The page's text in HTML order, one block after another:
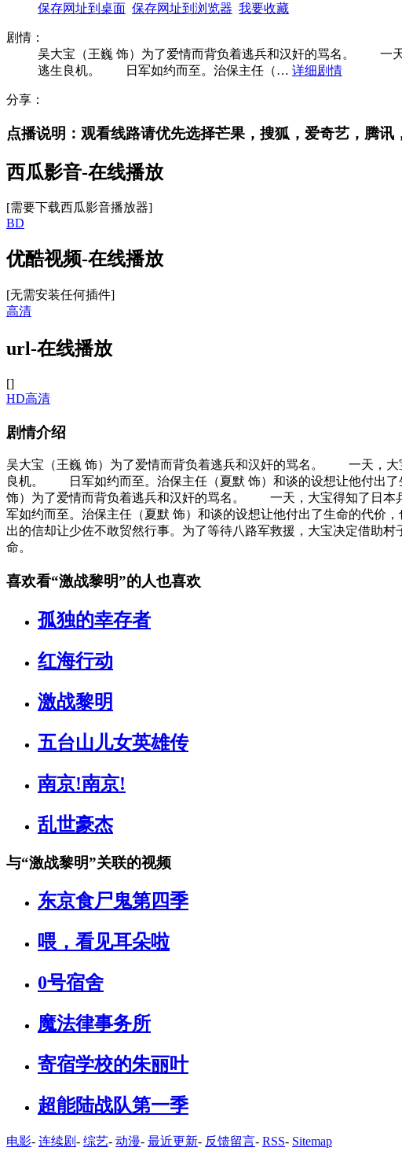
保存网址到桌面 保存网址到浏览器 我要收藏
剧情：
吴大宝（王巍 饰）为了爱情而背负着逃兵和汉奸的骂名。 一天
逃生良机。 日军如约而至。治保主任（… 详细剧情
分享：
点播说明 ：观看线路请优先选择芒果，搜狐，爱奇艺，腾讯
西瓜影音-在线播放
[需要下载西瓜影音播放器]
BD
优酷视频-在线播放
[无需安装任何插件]
高清
url-在线播放
[]
HD高清
剧情介绍
吴大宝（王巍 饰）为了爱情而背负着逃兵和汉奸的骂名。 一天，大
良机。 日军如约而至。治保主任（夏默 饰）和谈的设想让他付出了
饰）为了爱情而背负着逃兵和汉奸的骂名。 一天，大宝得知了日本
军如约而至。治保主任（夏默 饰）和谈的设想让他付出了生命的代价
出的信却让少佐不敢贸然行事。为了等待八路军救援，大宝决定借助
命。
喜欢看“激战黎明”的人也喜欢
孤独的幸存者
红海行动
激战黎明
五台山儿女英雄传
南京!南京!
乱世豪杰
与“激战黎明”关联的视频
东京食尸鬼第四季
喂，看见耳朵啦
0号宿舍
魔法律事务所
寄宿学校的朱丽叶
超能陆战队第一季
电影- 连续剧- 综艺- 动漫- 最近更新- 反馈留言- RSS- Sitemap